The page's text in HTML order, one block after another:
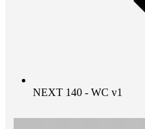
NEXT 140 - WC v1